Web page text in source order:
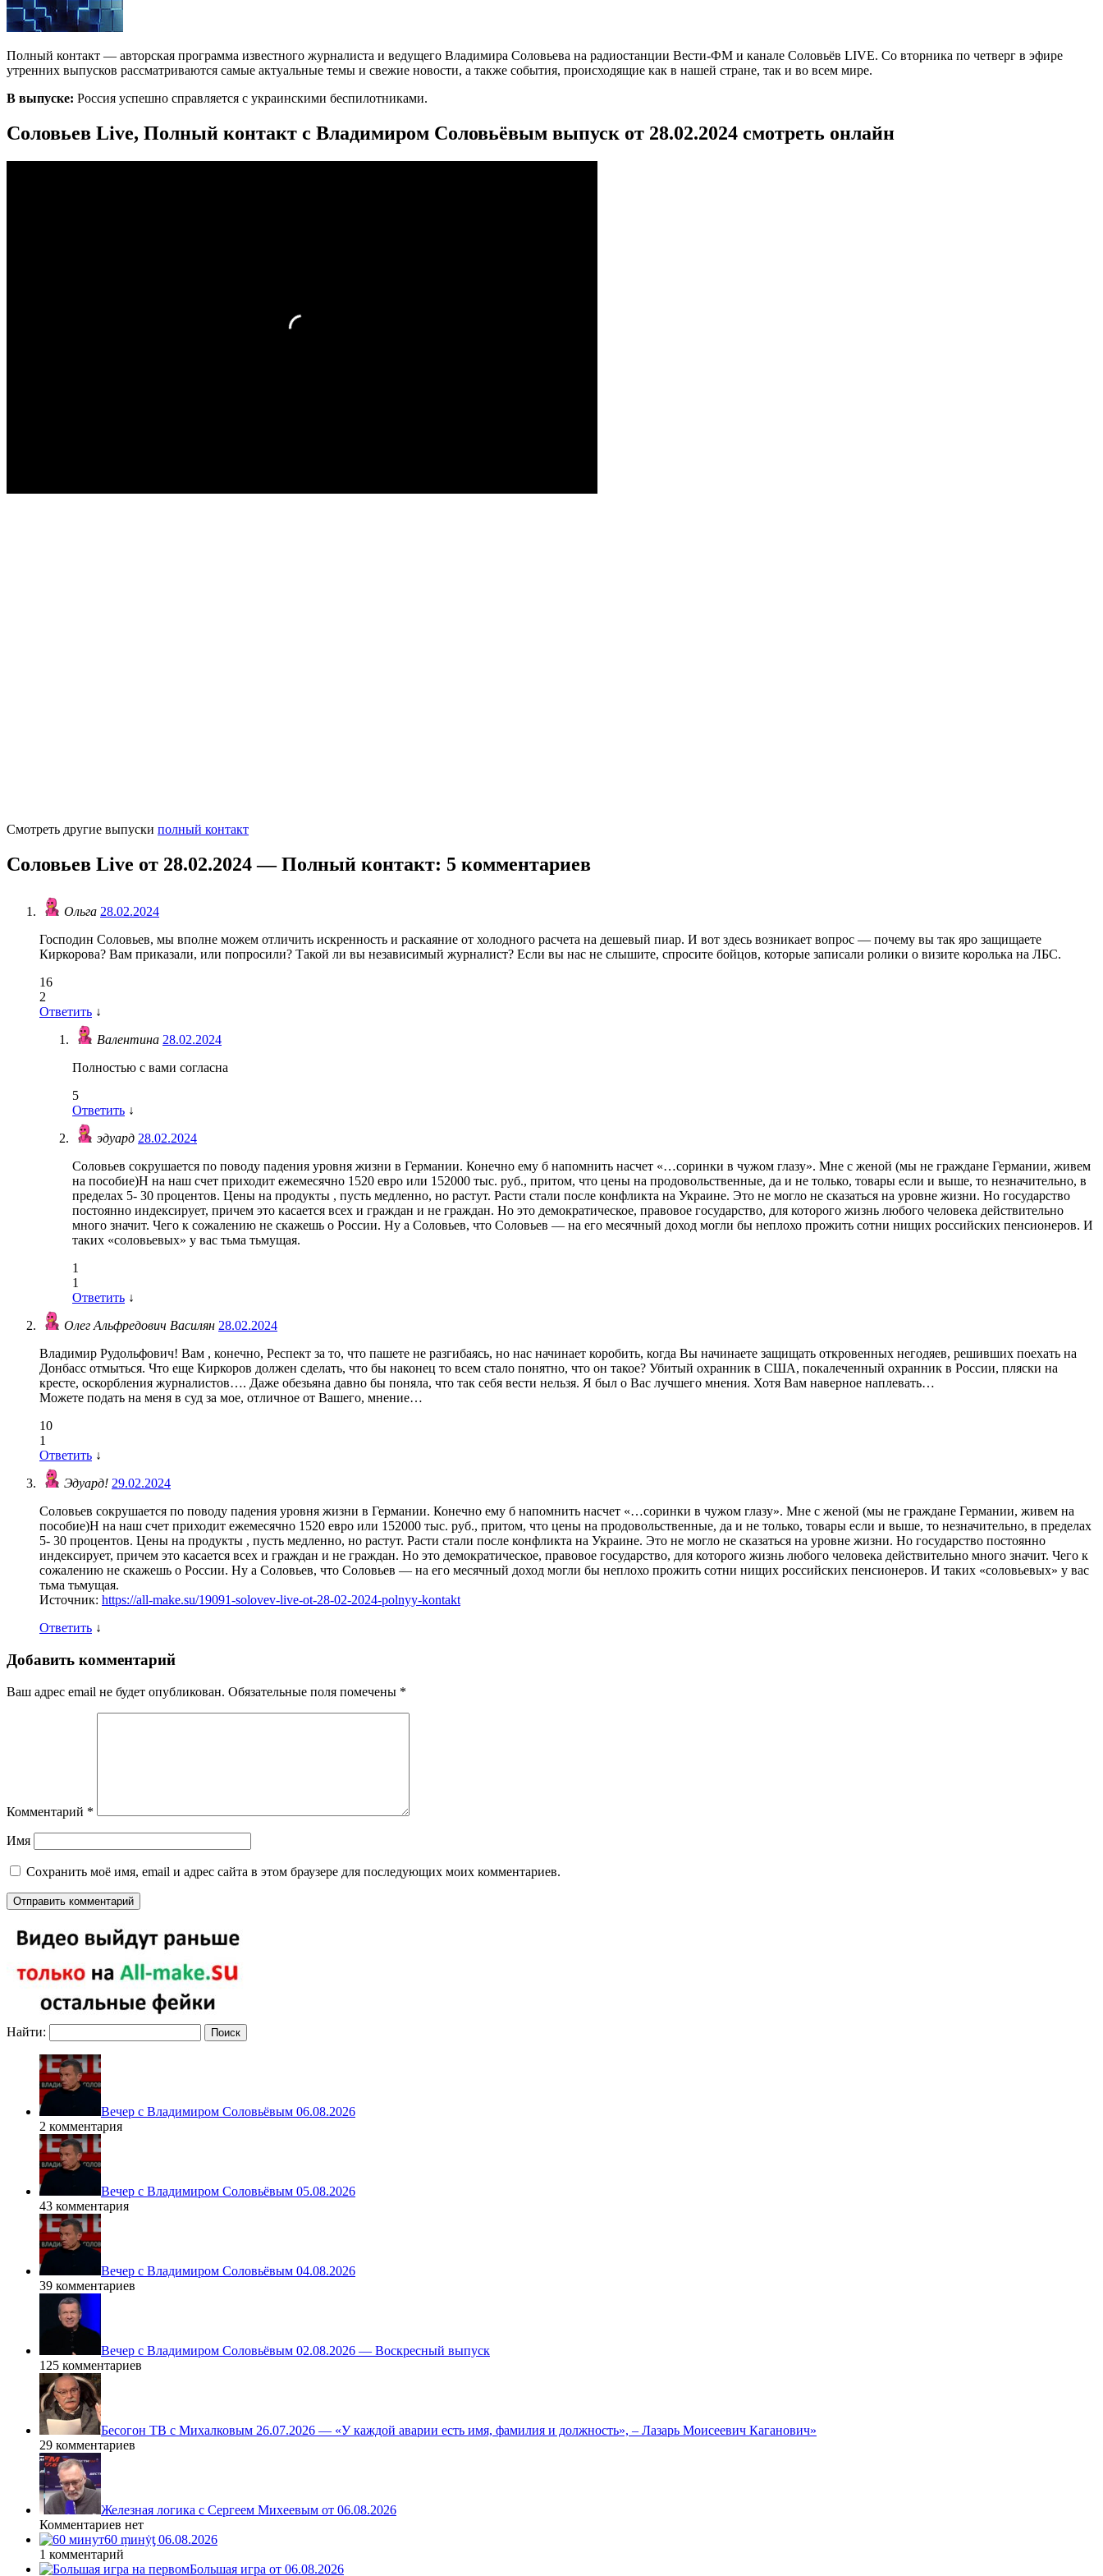
Полный контакт — авторская программа известного журналиста и ведущего Владимира Соловьева на радиостанции Вести-ФМ и канале Соловьёв LIVE. Со вторника по четверг в эфире
утренних выпусков рассматриваются самые актуальные темы и свежие новости, а также события, происходящие как в нашей стране, так и во всем мире.
В выпуске: Россия успешно справляется с украинскими беспилотниками.
Соловьев Live, Полный контакт с Владимиром Соловьёвым выпуск от 28.02.2024 смотреть онлайн
Смотреть другие выпуски полный контакт
Соловьев Live от 28.02.2024 — Полный контакт: 5 комментариев
Ольга 28.02.2024
Господин Соловьев, мы вполне можем отличить искренность и раскаяние от холодного расчета на дешевый пиар. И вот здесь возникает вопрос — почему вы так яро защищаете
Киркорова? Вам приказали, или попросили? Такой ли вы независимый журналист? Если вы нас не слышите, спросите бойцов, которые записали ролики о визите королька на ЛБС.
16
2
Ответить ↓
Валентина 28.02.2024
Полностью с вами согласна
5
Ответить ↓
эдуард 28.02.2024
Соловьев сокрушается по поводу падения уровня жизни в Германии. Конечно ему б напомнить насчет «…соринки в чужом глазу». Мне с женой (мы не граждане Германии, живем
на пособие)Н на наш счет приходит ежемесячно 1520 евро или 152000 тыс. руб., притом, что цены на продовольственные, да и не только, товары если и выше, то незначительно, в
пределах 5- 30 процентов. Цены на продукты , пусть медленно, но растут. Расти стали после конфликта на Украине. Это не могло не сказаться на уровне жизни. Но государство
постоянно индексирует, причем это касается всех и граждан и не граждан. Но это демократическое, правовое государство, для которого жизнь любого человека действительно
много значит. Чего к сожалению не скажешь о России. Ну а Соловьев, что Соловьев — на его месячный доход могли бы неплохо прожить сотни нищих российских пенсионеров. И
таких «соловьевых» у вас тьма тьмущая.
1
1
Ответить ↓
Олег Альфредович Василян 28.02.2024
Владимир Рудольфович! Вам , конечно, Респект за то, что пашете не разгибаясь, но нас начинает коробить, когда Вы начинаете защищать откровенных негодяев, решивших поехать на
Донбасс отмыться. Что еще Киркоров должен сделать, что бы наконец то всем стало понятно, что он такое? Убитый охранник в США, покалеченный охранник в России, пляски на
кресте, оскорбления журналистов…. Даже обезьяна давно бы поняла, что так себя вести нельзя. Я был о Вас лучшего мнения. Хотя Вам наверное наплевать…
Можете подать на меня в суд за мое, отличное от Вашего, мнение…
10
1
Ответить ↓
Эдуард! 29.02.2024
Соловьев сокрушается по поводу падения уровня жизни в Германии. Конечно ему б напомнить насчет «…соринки в чужом глазу». Мне с женой (мы не граждане Германии, живем на
пособие)Н на наш счет приходит ежемесячно 1520 евро или 152000 тыс. руб., притом, что цены на продовольственные, да и не только, товары если и выше, то незначительно, в пределах
5- 30 процентов. Цены на продукты , пусть медленно, но растут. Расти стали после конфликта на Украине. Это не могло не сказаться на уровне жизни. Но государство постоянно
индексирует, причем это касается всех и граждан и не граждан. Но это демократическое, правовое государство, для которого жизнь любого человека действительно много значит. Чего к
сожалению не скажешь о России. Ну а Соловьев, что Соловьев — на его месячный доход могли бы неплохо прожить сотни нищих российских пенсионеров. И таких «соловьевых» у вас
тьма тьмущая.
Источник: https://all-make.su/19091-solovev-live-ot-28-02-2024-polnyy-kontakt
Ответить ↓
Добавить комментарий
Ваш адрес email не будет опубликован. Обязательные поля помечены *
Комментарий *
Имя
Сохранить моё имя, email и адрес сайта в этом браузере для последующих моих комментариев.
Найти:
Вечер с Владимиром Соловьёвым 06.08.2026
2 комментария
Вечер с Владимиром Соловьёвым 05.08.2026
43 комментария
Вечер с Владимиром Соловьёвым 04.08.2026
39 комментариев
Вечер с Владимиром Соловьёвым 02.08.2026 — Воскресный выпуск
125 комментариев
Бесогон ТВ с Михалковым 26.07.2026 — «У каждой аварии есть имя, фамилия и должность», – Лазарь Моисеевич Каганович»
29 комментариев
Железная логика с Сергеем Михеевым от 06.08.2026
Комментариев нет
60 ṃинẏƫ 06.08.2026
1 комментарий
Большая игра от 06.08.2026